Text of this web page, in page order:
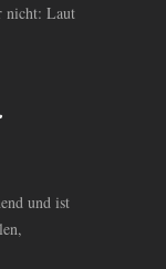
nicht: Laut
und ist